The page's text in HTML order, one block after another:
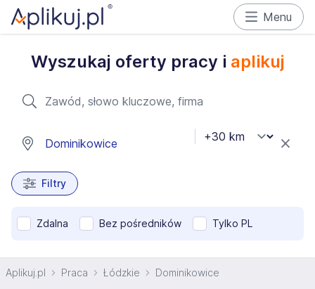
Menu
Wyszukaj oferty pracy i aplikuj
Filtry
Zdalna Bez pośredników Tylko PL
Aplikuj.pl Praca Łódzkie Dominikowice